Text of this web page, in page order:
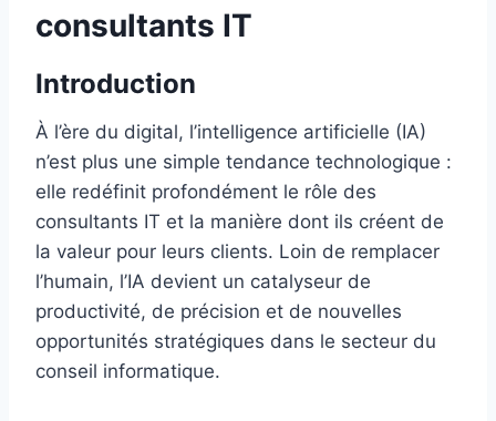
consultants IT
Introduction
À l’ère du digital, l’intelligence artificielle (IA)
n’est plus une simple tendance technologique :
elle redéfinit profondément le rôle des
consultants IT et la manière dont ils créent de
la valeur pour leurs clients. Loin de remplacer
l’humain, l’IA devient un catalyseur de
productivité, de précision et de nouvelles
opportunités stratégiques dans le secteur du
conseil informatique.